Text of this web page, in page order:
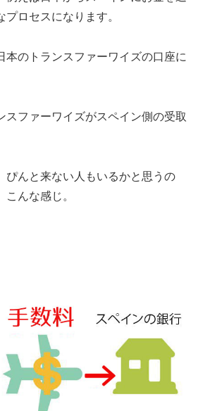
ロセスになります。
本のトランスファーワイズの口座に
スファーワイズがスペイン側の受取
ぴんと来ない人もいるかと思うの
んな感じ。